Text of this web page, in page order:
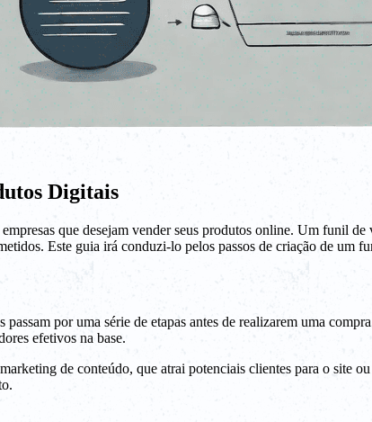
Digitais
que desejam vender seus produtos online. Um funil
Este guia irá conduzi-lo pelos passos de criação de um
por uma série de etapas antes de realizarem uma
efetivos na base.
de conteúdo, que atrai potenciais clientes para o site